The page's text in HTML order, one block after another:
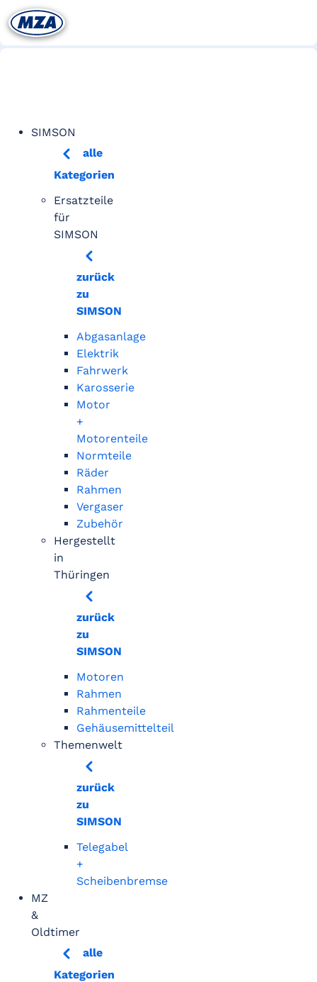
SIMSON
alle
Kategorien
Ersatzteile
für
SIMSON
zurück
zu
SIMSON
Abgasanlage
Elektrik
Fahrwerk
Karosserie
Motor
+
Motorenteile
Normteile
Räder
Rahmen
Vergaser
Zubehör
Hergestellt
in
Thüringen
zurück
zu
SIMSON
Motoren
Rahmen
Rahmenteile
Gehäusemittelteil
Themenwelt
zurück
zu
SIMSON
Telegabel
+
Scheibenbremse
MZ
&
Oldtimer
alle
Kategorien